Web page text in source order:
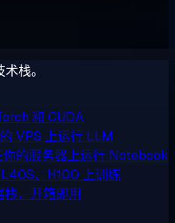
栈。
和 CUDA
VPS 上运行 LLM
你的服务器上运行 Notebook
、H100 上训练
，开箱即用